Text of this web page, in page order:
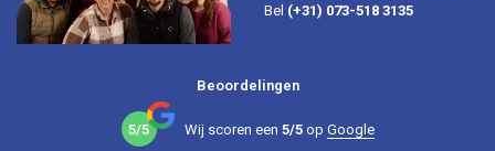
Bel (+31) 073-518 3135
Beoordelingen
5/5 Wij scoren een 5/5op Google